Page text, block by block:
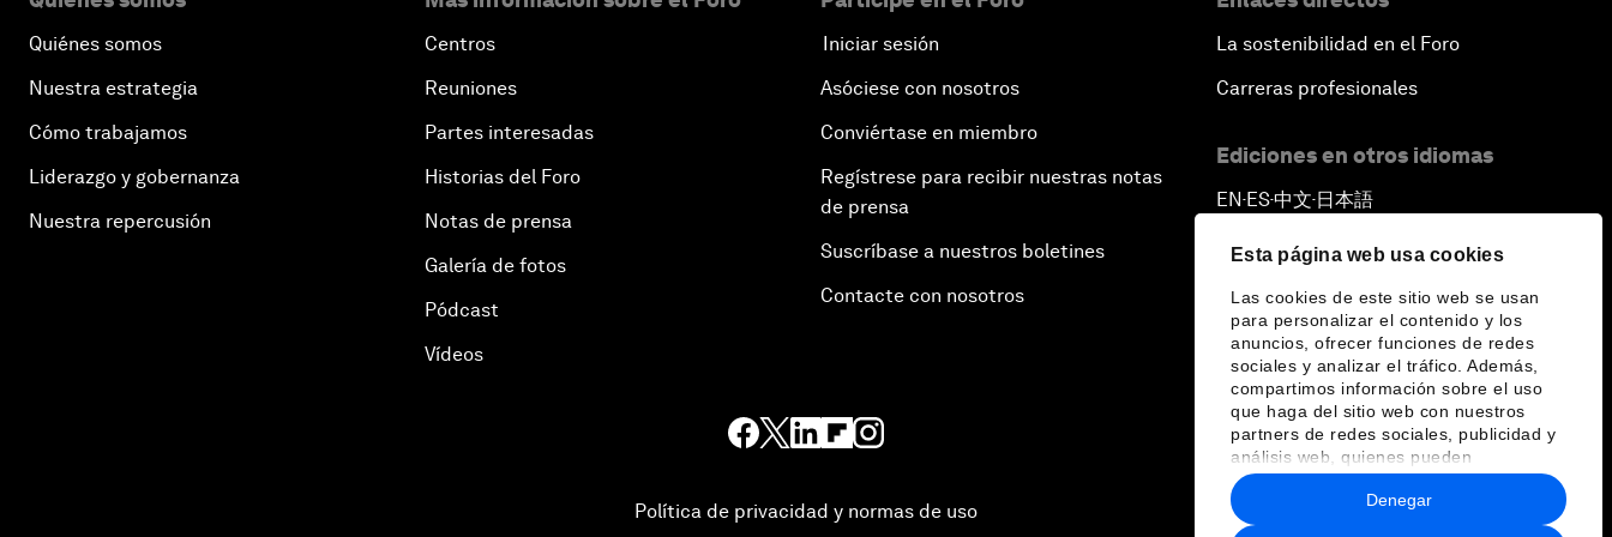
Esta página web usa cookies
Las cookies de este sitio web se usan
para personalizar el contenido y los
anuncios, ofrecer funciones de redes
sociales y analizar el tráfico. Además,
compartimos información sobre el uso
que haga del sitio web con nuestros
partners de redes sociales, publicidad y
análisis web, quienes pueden
combinarla con otra información que les
haya proporcionado o que hayan
recopilado a partir del uso que haya
Denegar
Quiénes somos
Nuestra estrategia
Cómo trabajamos
Liderazgo y gobernanza
Nuestra repercusión
Centros
Reuniones
Partes interesadas
Historias del Foro
Notas de prensa
Galería de fotos
Pódcast
Vídeos
Iniciar sesión
Asóciese con nosotros
Conviértase en miembro
Regístrese para recibir nuestras notas
de prensa
Suscríbase a nuestros boletines
Contacte con nosotros
La sostenibilidad en el Foro
Carreras profesionales
Ediciones en otros idiomas
EN ▪ ES▪中文▪ 日本語
Política de privacidad y normas de uso